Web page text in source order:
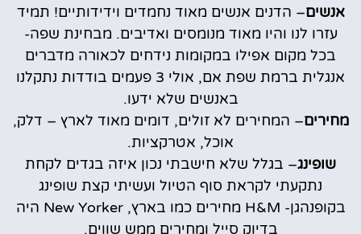
אנשים– הדנים אנשים מאוד נחמדים וידידותיים! תמיד
עזרו לנו והיו מאוד מנומסים ואדיבים. מבחינת שפה-
בכל מקום אפילו במקומות נידחים לכאורה מדברים
אנגלית ברמת שפת אם, אולי 3 פעמים בודדות נתקלנו
באנשים שלא ידעו.
מחירים– המחירים לא זולים, דומים מאוד לארץ – דלק,
אוכל, אטרקציות.
שופינג– בגלל שלא חישבתי נכון איזה בגדים לקחת
נתקעתי לקראת סוף הטיול ועשיתי קצת שופינג
בקופנהגן- H&M מחירים כמו בארץ, New Yorker היה
בדיוק סייל ומחירים ממש שווים.